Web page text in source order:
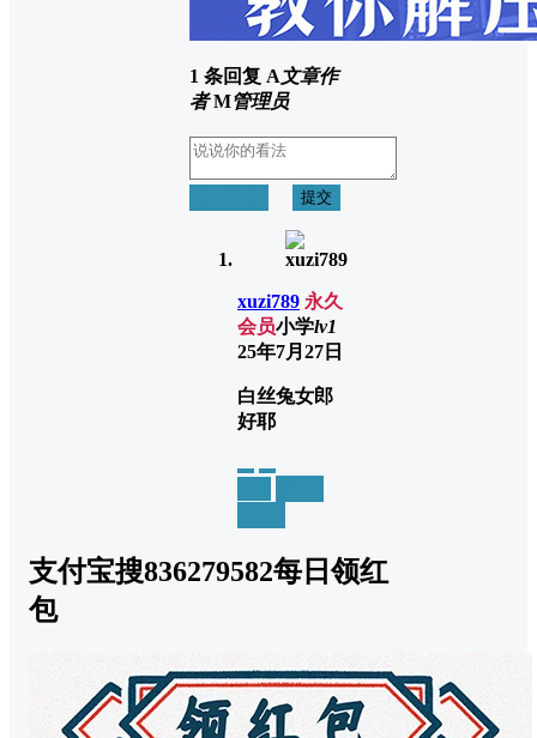
1 条回复 A文章作
者 M管理员
提交
xuzi789 永久
会员小学lv1
25年7月27日
白丝兔女郎
好耶
支付宝搜836279582每日领红
包